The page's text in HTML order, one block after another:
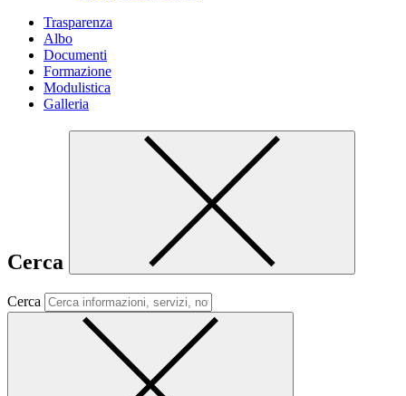
Trasparenza
Albo
Documenti
Formazione
Modulistica
Galleria
Cerca
Cerca